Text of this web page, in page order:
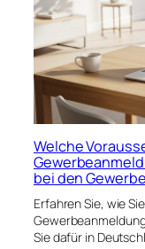
Welche
bei den
Erfahren Sie, wie
Sie dafür in